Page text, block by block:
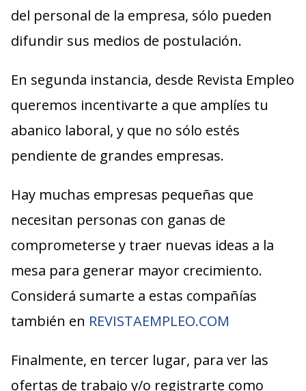
del personal de la empresa, sólo pueden
difundir sus medios de postulación.
En segunda instancia, desde Revista Empleo
queremos incentivarte a que amplíes tu
abanico laboral, y que no sólo estés
pendiente de grandes empresas.
Hay muchas empresas pequeñas que
necesitan personas con ganas de
comprometerse y traer nuevas ideas a la
mesa para generar mayor crecimiento.
Considerá sumarte a estas compañías
también en REVISTAEMPLEO.COM
Finalmente, en tercer lugar, para ver las
ofertas de trabajo y/o registrarte como